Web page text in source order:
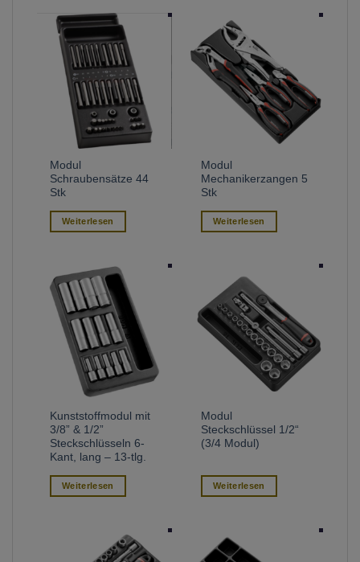
Modul
Schraubensätze 44
Stk
Weiterlesen
Modul
Mechanikerzangen 5
Stk
Weiterlesen
Kunststoffmodul mit
3/8” & 1/2”
Steckschlüsseln 6-
Kant, lang – 13-tlg.
Weiterlesen
Modul
Steckschlüssel 1/2“
(3/4 Modul)
Weiterlesen